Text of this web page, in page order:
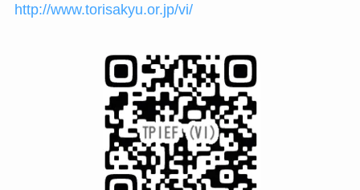
http://www.torisakyu.or.jp/vi/